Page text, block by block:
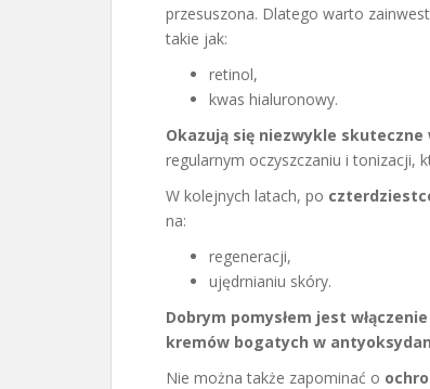
przesuszona. Dlatego warto
takie jak:
retinol,
kwas hialuronowy.
Okazują się niezwykle skuteczne
regularnym oczyszczaniu i tonizacji,
W kolejnych latach, po
na:
regeneracji,
ujędrnianiu skóry.
Dobrym pomysłem jest
kremów bogatych w
Nie można także zapominać o